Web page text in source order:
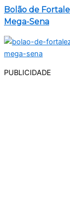
Bolão de
Mega-Sena
PUBLICIDADE